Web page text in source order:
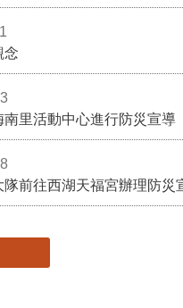
念
里活動中心進行防災宣導
前往西湖天福宮辦理防災